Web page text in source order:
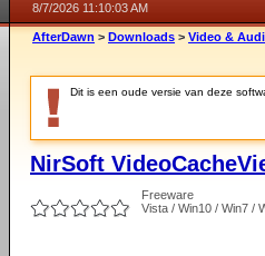
8/7/2026 11:10:03 AM
AfterDawn > Downloads > Video &
Dit is een oude versie van deze
NirSoft
Freeware
Vista / Win10 / Win7 /